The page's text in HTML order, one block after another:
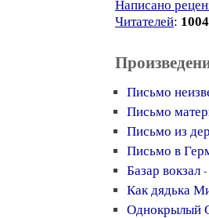
Написано
Читателей:
Письмо
Письмо
Письмо из
Письмо в
Базар вокзал -
Как дядька
Однокрылый